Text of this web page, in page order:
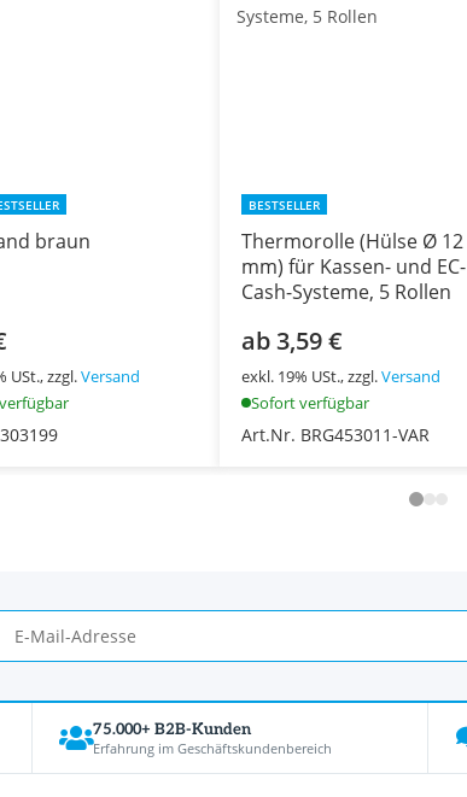
Packband braun
USt., zzgl.Versand
BESTSELLER
Thermorolle (Hülse Ø 12
mm) für Kassen- und EC-
Cash-Systeme, 5 Rollen
ab 3,59 €
exkl. 19% USt., zzgl.Versand
Sofort verfügbar
Art.Nr. BRG453011-VAR
75.000+ B2B-Kunden
Erfahrung im Geschäftskundenbereich